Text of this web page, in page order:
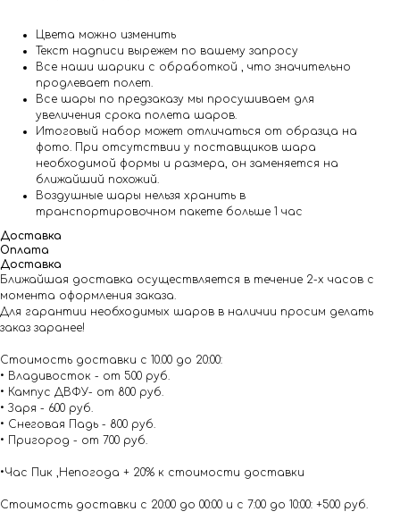
Цвета можно изменить
Текст надписи вырежем по вашему запросу
Все наши шарики с обработкой , что значительно
продлевает полет.
Все шары по предзаказу мы просушиваем для
увеличения срока полета шаров.
Итоговый набор может отличаться от образца на
фото. При отсутствии у поставщиков шара
необходимой формы и размера, он заменяется на
ближайший похожий.
Воздушные шары нельзя хранить в
транспортировочном пакете больше 1 час
Доставка
Оплата
Доставка
Ближайшая доставка осуществляется в течение 2-х часов с
момента оформления заказа.
Для гарантии необходимых шаров в наличии просим делать
заказ заранее!
Стоимость доставки с 10.00 до 20:00:
• Владивосток - от 500 руб.
• Кампус ДВФУ- от 800 руб.
• Заря - 600 руб.
• Снеговая Падь - 800 руб.
• Пригород - от 700 руб.
•Час Пик ,Непогода + 20% к стоимости доставки
Стоимость доставки с 20:00 до 00:00 и с 7:00 до 10:00: +500 руб.